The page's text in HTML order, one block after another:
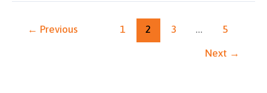
← Previous 1 2 3 …
5
Next →